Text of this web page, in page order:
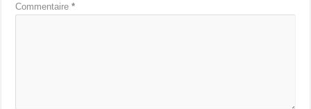
Commentaire*